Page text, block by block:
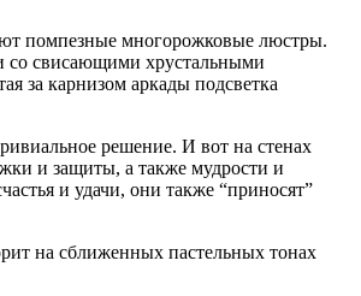
помпезные многорожковые люстры.
со свисающими хрустальными
за карнизом аркады подсветка
решение. И вот на стенах
и защиты, а также мудрости и
и удачи, они также “приносят”
на сближенных пастельных тонах